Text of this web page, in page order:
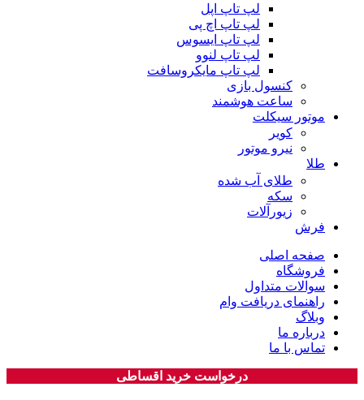
لپ تاپ اپل
لپ تاپ اچ پی
لپ تاپ ایسوس
لپ تاپ لنوو
لپ تاپ مایکروسافت
کنسول بازی
ساعت هوشمند
موتور سیکلت
کویر
نیرو موتور
طلا
طلای آب شده
سکه
زیورآلات
فرش
صفحه اصلی
فروشگاه
سوالات متداول
راهنمای دریافت وام
وبلاگ
درباره ما
تماس با ما
درخواست خرید اقساطی